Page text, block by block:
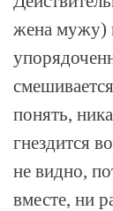
жена мужу)
понять,
гнездится
не видно,
вместе, ни